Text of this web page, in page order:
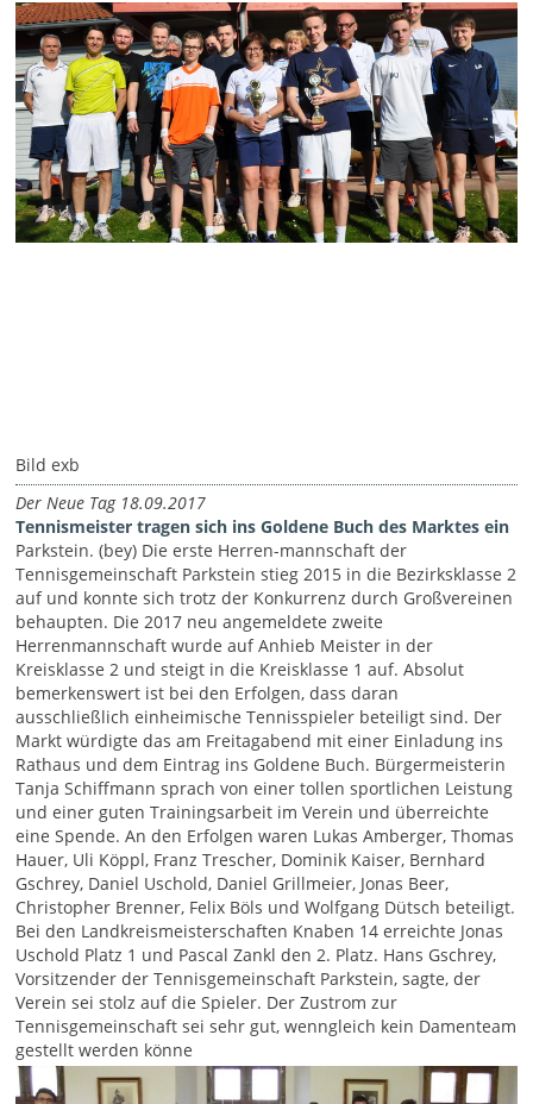
Bild exb
Der Neue Tag 18.09.2017
Tennismeister tragen sich ins Goldene Buch des Marktes ein
Parkstein. (bey) Die erste Herren-mannschaft der
Tennisgemeinschaft Parkstein stieg 2015 in die Bezirksklasse 2
auf und konnte sich trotz der Konkurrenz durch Großvereinen
behaupten. Die 2017 neu angemeldete zweite
Herrenmannschaft wurde auf Anhieb Meister in der
Kreisklasse 2 und steigt in die Kreisklasse 1 auf. Absolut
bemerkenswert ist bei den Erfolgen, dass daran
ausschließlich einheimische Tennisspieler beteiligt sind. Der
Markt würdigte das am Freitagabend mit einer Einladung ins
Rathaus und dem Eintrag ins Goldene Buch. Bürgermeisterin
Tanja Schiffmann sprach von einer tollen sportlichen Leistung
und einer guten Trainingsarbeit im Verein und überreichte
eine Spende. An den Erfolgen waren Lukas Amberger, Thomas
Hauer, Uli Köppl, Franz Trescher, Dominik Kaiser, Bernhard
Gschrey, Daniel Uschold, Daniel Grillmeier, Jonas Beer,
Christopher Brenner, Felix Böls und Wolfgang Dütsch beteiligt.
Bei den Landkreismeisterschaften Knaben 14 erreichte Jonas
Uschold Platz 1 und Pascal Zankl den 2. Platz. Hans Gschrey,
Vorsitzender der Tennisgemeinschaft Parkstein, sagte, der
Verein sei stolz auf die Spieler. Der Zustrom zur
Tennisgemeinschaft sei sehr gut, wenngleich kein Damenteam
gestellt werden könne